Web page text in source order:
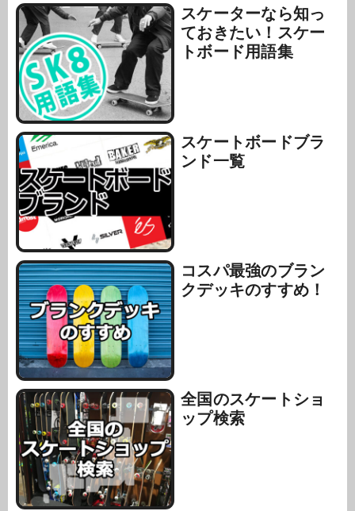
スケーターなら知っ
ておきたい！スケー
トボード用語集
スケートボードブラ
ンド一覧
コスパ最強のブラン
クデッキのすすめ！
全国のスケートショ
ップ検索